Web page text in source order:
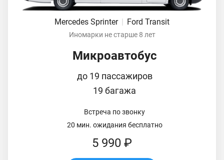
Mercedes Sprinter | Ford Transit
Иномарки не старше 8 лет
Микроавтобус
до 19 пассажиров
19 багажа
Встреча по звонку
20 мин. ожидания бесплатно
5 990 ₽